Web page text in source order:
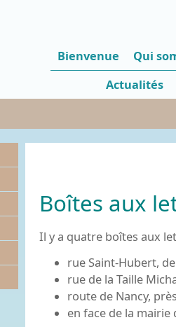
Bienvenue Qui
Actualités
Boîtes aux
Il y a quatre boîtes aux
rue Saint-Hubert,
rue de la Taille
route de Nancy,
en face de la mairie